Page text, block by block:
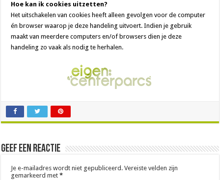
Hoe kan ik cookies uitzetten?
Het uitschakelen van cookies heeft alleen gevolgen voor de computer
én browser waarop je deze handeling uitvoert. Indien je gebruik
maakt van meerdere computers en/of browsers dien je deze
handeling zo vaak als nodig te herhalen.
Geef een reactie
Je e-mailadres wordt niet gepubliceerd. Vereiste velden zijn
gemarkeerd met*